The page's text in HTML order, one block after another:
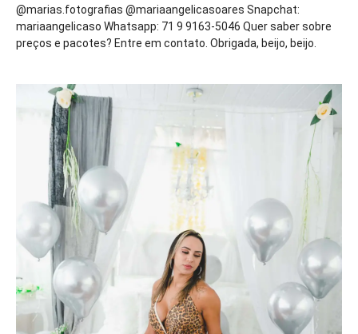
@marias.fotografias @mariaangelicasoares Snapchat:
mariaangelicaso Whatsapp: 71 9 9163-5046 Quer saber sobre
preços e pacotes? Entre em contato. Obrigada, beijo, beijo.